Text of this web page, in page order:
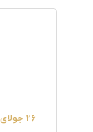
26 جولای 2020